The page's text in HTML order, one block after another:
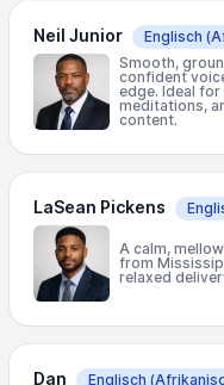
Neil Junior Englisch
Smooth,
confident
edge. Ideal
meditations,
content.
LaSean Pickens
A calm,
from
relaxed
Dan Englisch